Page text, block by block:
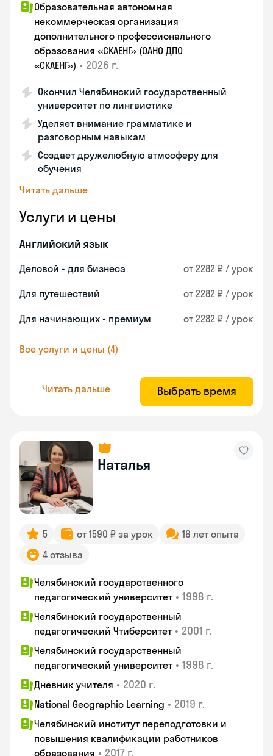
Образовательная автономная
некоммерческая организация
дополнительного профессионального
образования «СКАЕНГ» (ОАНО ДПО
«СКАЕНГ») • 2026 г.
Окончил Челябинский государственный
университет по лингвистике
Уделяет внимание грамматике и
разговорным навыкам
Создает дружелюбную атмосферу для
обучения
Читать дальше
Услуги и цены
Английский язык
Деловой - для бизнеса от 2282 ₽ / урок
Для путешествий от 2282 ₽ / урок
Для начинающих - премиум от 2282 ₽ / урок
Все услуги и цены (4)
Читать дальше Выбрать время
Наталья
5 от 1590 ₽ за урок
16 лет опыта
4 отзыва
Челябинский государственного
педагогический университет • 1998 г.
Челябинский государственный
педагогический Чтиберситет • 2001 г.
Челябинский государственный
педагогический университет • 1998 г.
Дневник учителя • 2020 г.
National Geographic Learning • 2019 г.
Челябинский институт переподготовки и
повышения квалификации работников
образования • 2017 г.